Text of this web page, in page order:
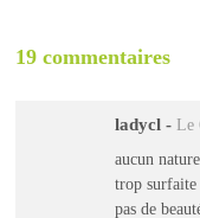
19 commentaires
ladycl - Le
aucun
trop surfaite
pas de